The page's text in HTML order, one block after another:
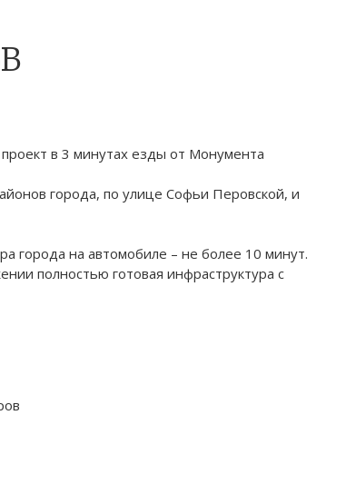
в 3 минутах езды от Монумента
города, по улице Софьи Перовской, и
города на автомобиле – не более 10 минут.
полностью готовая инфраструктура с